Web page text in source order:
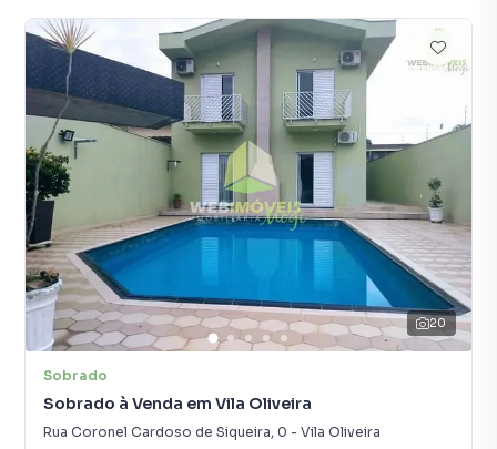
20
Sobrado
Sobrado à Venda em Vila Oliveira
Rua Coronel Cardoso de Siqueira, 0 - Vila Oliveira